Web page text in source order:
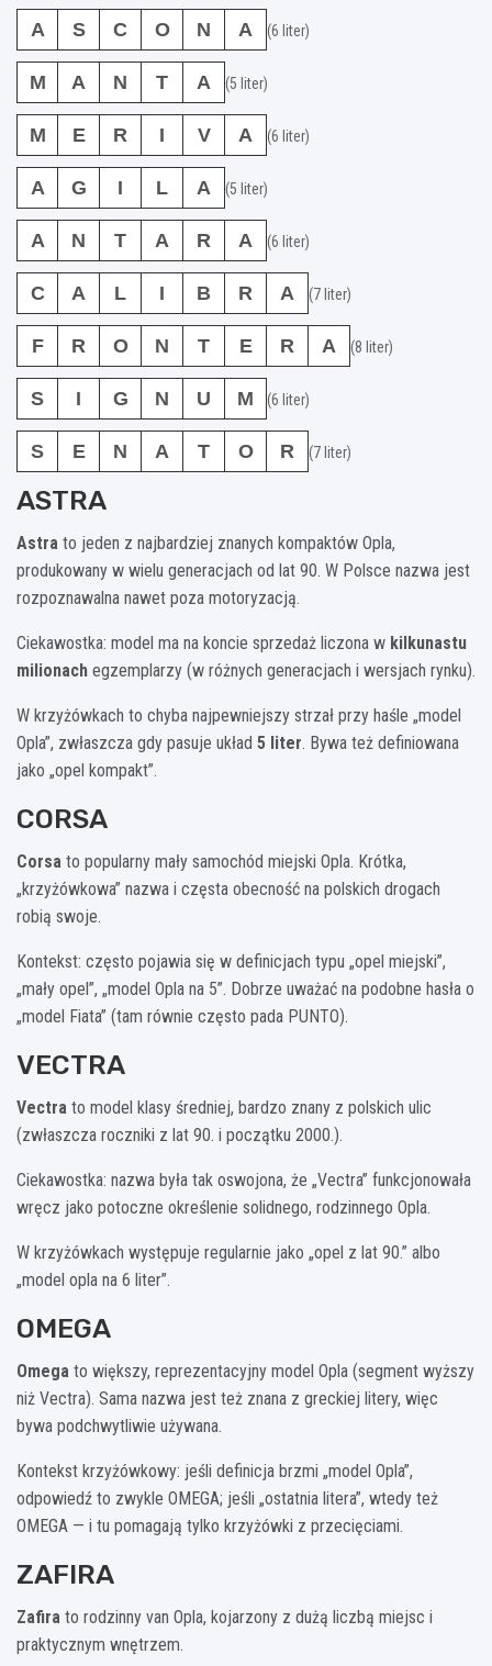
A S C O N A (6 liter)
M A N T A (5 liter)
M E R I V A (6 liter)
A G I L A (5 liter)
A N T A R A (6 liter)
C A L I B R A (7 liter)
F R O N T E R A (8 liter)
S I G N U M (6 liter)
S E N A T O R (7 liter)
ASTRA
Astra to jeden z najbardziej znanych kompaktów Opla,
produkowany w wielu generacjach od lat 90. W Polsce nazwa jest
rozpoznawalna nawet poza motoryzacją.
Ciekawostka: model ma na koncie sprzedaż liczona w kilkunastu
milionach egzemplarzy (w różnych generacjach i wersjach rynku).
W krzyżówkach to chyba najpewniejszy strzał przy haśle „model
Opla”, zwłaszcza gdy pasuje układ 5 liter. Bywa też definiowana
jako „opel kompakt”.
CORSA
Corsa to popularny mały samochód miejski Opla. Krótka,
„krzyżówkowa” nazwa i częsta obecność na polskich drogach
robią swoje.
Kontekst: często pojawia się w definicjach typu „opel miejski”,
„mały opel”, „model Opla na 5”. Dobrze uważać na podobne hasła o
„model Fiata” (tam równie często pada PUNTO).
VECTRA
Vectra to model klasy średniej, bardzo znany z polskich ulic
(zwłaszcza roczniki z lat 90. i początku 2000.).
Ciekawostka: nazwa była tak oswojona, że „Vectra” funkcjonowała
wręcz jako potoczne określenie solidnego, rodzinnego Opla.
W krzyżówkach występuje regularnie jako „opel z lat 90.” albo
„model opla na 6 liter”.
OMEGA
Omega to większy, reprezentacyjny model Opla (segment wyższy
niż Vectra). Sama nazwa jest też znana z greckiej litery, więc
bywa podchwytliwie używana.
Kontekst krzyżówkowy: jeśli definicja brzmi „model Opla”,
odpowiedź to zwykle OMEGA; jeśli „ostatnia litera”, wtedy też
OMEGA — i tu pomagają tylko krzyżówki z przecięciami.
ZAFIRA
Zafira to rodzinny van Opla, kojarzony z dużą liczbą miejsc i
praktycznym wnętrzem.